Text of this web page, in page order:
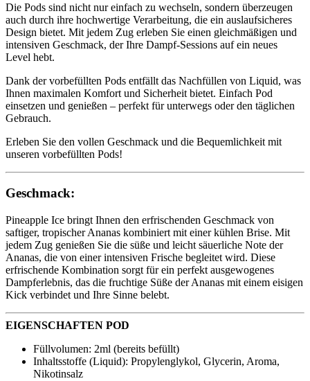
Die Pods sind nicht nur einfach zu wechseln, sondern überzeugen
auch durch ihre hochwertige Verarbeitung, die ein auslaufsicheres
Design bietet. Mit jedem Zug erleben Sie einen gleichmäßigen und
intensiven Geschmack, der Ihre Dampf-Sessions auf ein neues
Level hebt.
Dank der vorbefüllten Pods entfällt das Nachfüllen von Liquid, was
Ihnen maximalen Komfort und Sicherheit bietet. Einfach Pod
einsetzen und genießen – perfekt für unterwegs oder den täglichen
Gebrauch.
Erleben Sie den vollen Geschmack und die Bequemlichkeit mit
unseren vorbefüllten Pods!
Geschmack:
Pineapple Ice bringt Ihnen den erfrischenden Geschmack von
saftiger, tropischer Ananas kombiniert mit einer kühlen Brise. Mit
jedem Zug genießen Sie die süße und leicht säuerliche Note der
Ananas, die von einer intensiven Frische begleitet wird. Diese
erfrischende Kombination sorgt für ein perfekt ausgewogenes
Dampferlebnis, das die fruchtige Süße der Ananas mit einem eisigen
Kick verbindet und Ihre Sinne belebt.
EIGENSCHAFTEN POD
Füllvolumen: 2ml (bereits befüllt)
Inhaltsstoffe (Liquid): Propylenglykol, Glycerin, Aroma,
Nikotinsalz